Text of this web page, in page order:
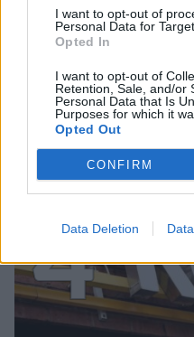
I want to opt-out of
Personal Data for
Opted In
I want to opt-out of
Retention, Sale, and/or
Personal Data that Is
Purposes for which it
Opted Out
CONFIRM
Data Deletion
MATKAILU
Finnairin
jatkossa toinen
matkustajille
4